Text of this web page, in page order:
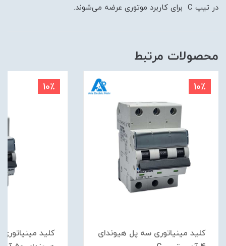
در تیپ C برای کاربرد موتوری عرضه می‌شوند.
محصولات مرتبط
10٪
کلید مینیاتوری سه پل هیوندای
10٪
کلید